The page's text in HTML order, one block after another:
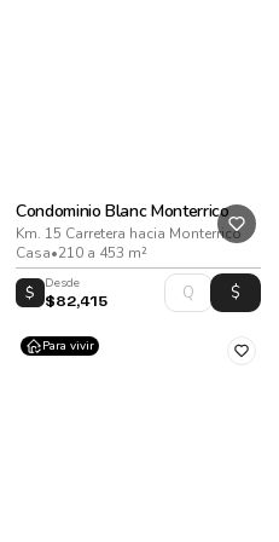
Condominio Blanc Monterrico
Km. 15 Carretera hacia Monterrico
Casa•210 a 453 m²
$
Desde
$82,415
Para vivir